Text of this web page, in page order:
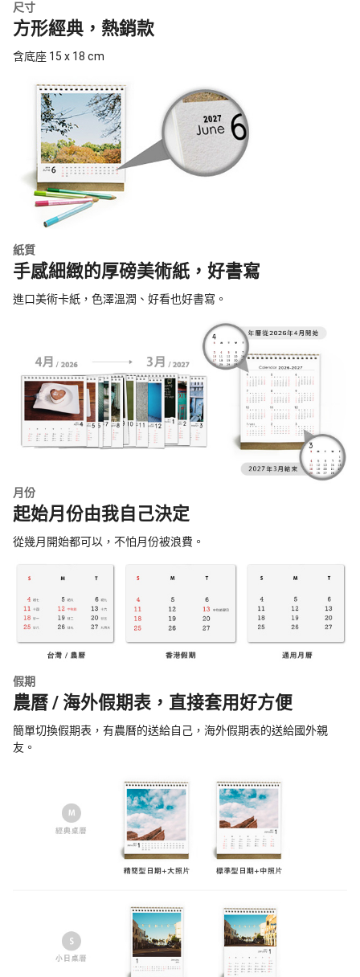
尺寸
方形經典，熱銷款
含底座 15 x 18 cm
紙質
手感細緻的厚磅美術紙，好書寫
進口美術卡紙，色澤溫潤、好看也好書寫。
月份
起始月份由我自己決定
從幾月開始都可以，不怕月份被浪費。
假期
農曆 / 海外假期表，直接套用好方便
簡單切換假期表，有農曆的送給自己，海外假期表的送給國外親
友。